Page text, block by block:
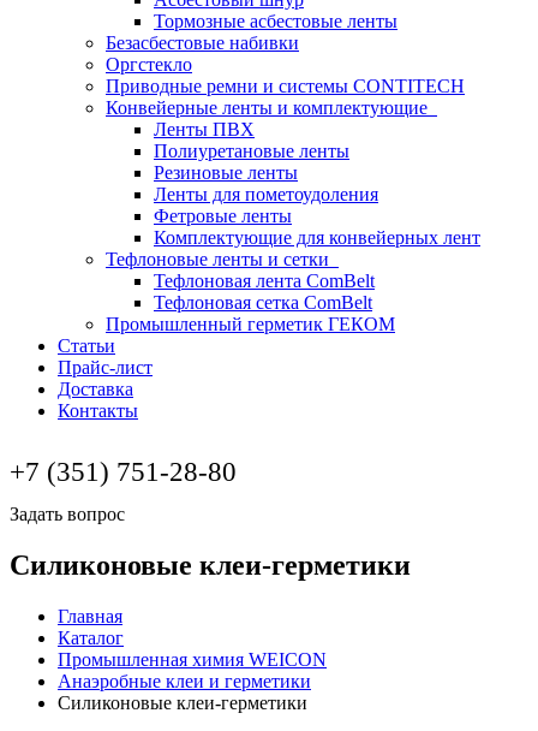
Тормозные асбестовые ленты
Безасбестовые набивки
Оргстекло
Приводные ремни и системы CONTITECH
Конвейерные ленты и комплектующие
Ленты ПВХ
Полиуретановые ленты
Резиновые ленты
Ленты для пометоудоления
Фетровые ленты
Комплектующие для конвейерных лент
Тефлоновые ленты и сетки
Тефлоновая лента ComBelt
Тефлоновая сетка ComBelt
Промышленный герметик ГЕКОМ
Статьи
Прайс-лист
Доставка
Контакты
+7 (351) 751-28-80
Задать вопрос
Силиконовые клеи-герметики
Главная
Каталог
Промышленная химия WEICON
Анаэробные клеи и герметики
Силиконовые клеи-герметики